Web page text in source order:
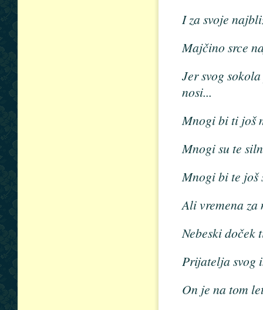
I za svoje
Majčino srce
Jer svog
nosi...
Mnogi bi ti još
Mnogi su te
Mnogi bi te još
Ali vremena za
Nebeski doček
Prijatelja svog
On je na tom